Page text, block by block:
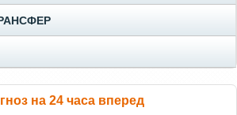
на 24 часа вперед